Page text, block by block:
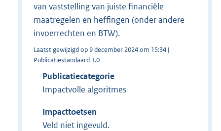
van vaststelling van juiste financiële
maatregelen en heffingen (onder andere
invoerrechten en BTW).
Laatst gewijzigd op 9 december 2024 om 15:34 |
Publicatiestandaard 1.0
Publicatiecategorie
Impactvolle algoritmes
Impacttoetsen
Veld niet ingevuld.